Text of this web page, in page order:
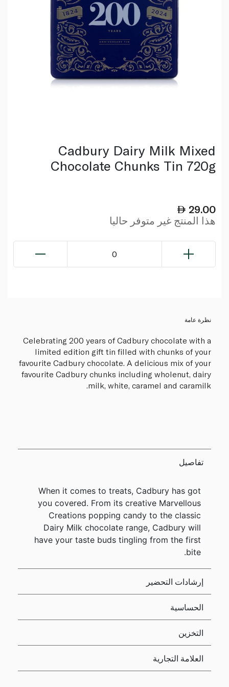
Cadbury Dairy Milk Mixed
Chocolate Chunks Tin 720g
29.00
هذا المنتج غير متوفر حاليا
0
نظرة عامة
Celebrating 200 years of Cadbury chocolate with a
limited edition gift tin filled with chunks of your
favourite Cadbury chocolate. A delicious mix of your
favourite Cadbury chunks including wholenut, dairy
milk, white, caramel and caramilk.
تفاصيل
When it comes to treats, Cadbury has got
you covered. From its creative Marvellous
Creations popping candy to the classic
Dairy Milk chocolate range, Cadbury will
have your taste buds tingling from the first
bite.
إرشادات التحضير
الحساسية
التخزين
العلامة التجارية